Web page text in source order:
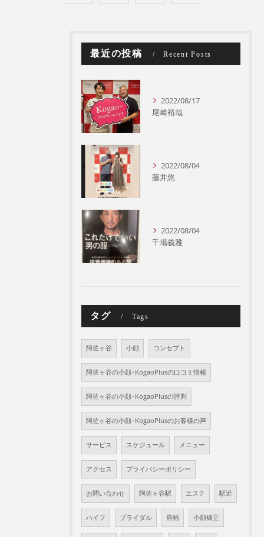
最近の投稿 Recent Posts
2022/08/17
尾崎裕哉
2022/08/04
藤井悠
2022/08/04
千場義雅
タグ Tags
阿佐ヶ谷 小顔 コンセプト
阿佐ヶ谷の小顔･KogaoPlusの口コミ情報
阿佐ヶ谷の小顔･KogaoPlusの評判
阿佐ヶ谷の小顔･KogaoPlusのお客様の声
サービス スケジュール メニュー
アクセス プライバシーポリシー
お問い合わせ 阿佐ヶ谷駅 エステ 駅近
ハイフ ブライダル 肩幅 小顔矯正